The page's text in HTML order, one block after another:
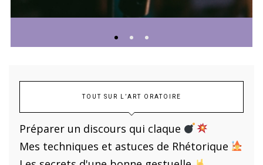
TOUT SUR L’ART ORATOIRE
Préparer un discours qui claque
Mes techniques et astuces de Rhétorique